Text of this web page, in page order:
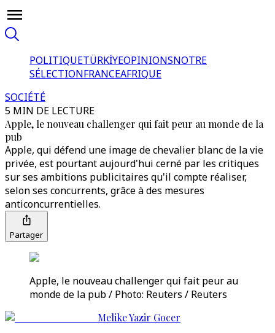
POLITIQUETÜRKİYEOPINIONSNOTRE
SÉLECTIONFRANCEAFRIQUE
SOCIÉTÉ
5 MIN DE LECTURE
Apple, le nouveau challenger qui fait peur au monde de la
pub
Apple, qui défend une image de chevalier blanc de la vie
privée, est pourtant aujourd'hui cerné par les critiques
sur ses ambitions publicitaires qu'il compte réaliser,
selon ses concurrents, grâce à des mesures
anticoncurrentielles.
Partager
Apple, le nouveau challenger qui fait peur au
monde de la pub / Photo: Reuters / Reuters
Melike Yazir Gocer